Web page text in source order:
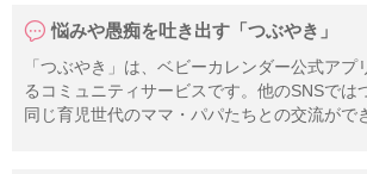
悩みや愚痴を吐き出す「つぶやき」
「つぶやき」は、ベビーカレンダー公式アプ
るコミュニティサービスです。他のSNSでは
同じ育児世代のママ・パパたちとの交流がで